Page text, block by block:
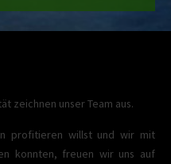
zeichnen unser Team aus.
profitieren willst und wir mit
konnten, freuen wir uns auf